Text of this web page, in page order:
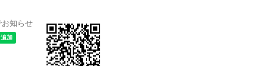
お知らせ